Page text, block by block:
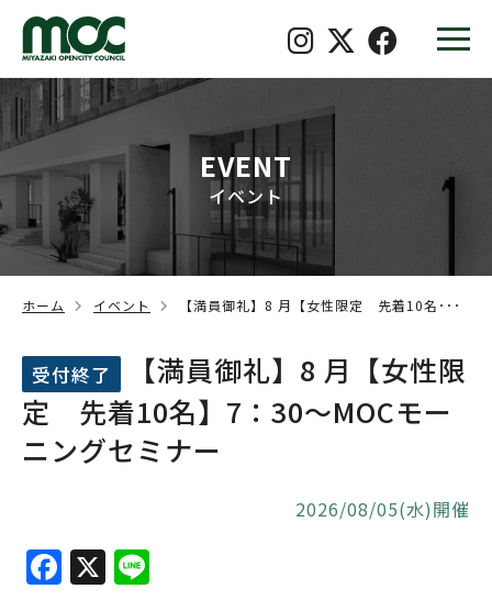
EVENT
イベント
ホーム イベント 【満員御礼】8 月【女性限定 先着10名･･･
受付終了
【満員御礼】8 月【女性限
定 先着10名】7：30～MOCモー
ニングセミナー
2026/08/05(水)開催
F X